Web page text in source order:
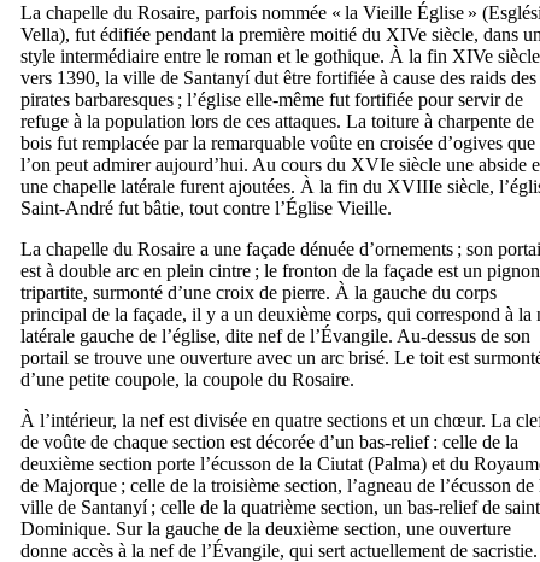
La chapelle du Rosaire, parfois nommée « la Vieille Église » (
Vella), fut édifiée pendant la première moitié du XIVe siècle, dans
style intermédiaire entre le roman et le gothique. À la fin XIVe
vers 1390, la ville de Santanyídut être fortifiée à cause des raids des
pirates barbaresques ; l’église elle-même fut fortifiée pour servir de
refuge à la population lors de ces attaques. La toiture à charpente de
bois fut remplacée par la remarquable voûte en croisée d’ogives que
l’on peut admirer aujourd’hui. Au cours du XVIe siècle une abside
une chapelle latérale furent ajoutées. À la fin du XVIIIe siècle,
Saint-André fut bâtie, tout contre l’Église Vieille.
La chapelle du Rosaire a une façade dénuée d’ornements ; son
est à double arc en plein cintre ; le fronton de la façade est un pignon
tripartite, surmonté d’une croix de pierre. À la gauche du corps
principal de la façade, il y a un deuxième corps, qui correspond à la
latérale gauche de l’église, dite nef de l’Évangile. Au-dessus de son
portail se trouve une ouverture avec un arc brisé. Le toit est
d’une petite coupole, la coupole du Rosaire.
À l’intérieur, la nef est divisée en quatre sections et un chœur. La
de voûte de chaque section est décorée d’un bas-relief : celle de la
deuxième section porte l’écusson de la Ciutat (Palma) et du
de Majorque ; celle de la troisième section, l’agneau de l’écusson de
ville de Santanyí; celle de la quatrième section, un bas-relief de saint
Dominique. Sur la gauche de la deuxième section, une ouverture
donne accès à la nef de l’Évangile, qui sert actuellement de sacristie.